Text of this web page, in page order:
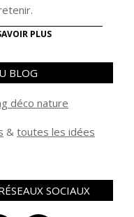
PLUS
BLOG
déco nature
& toutes les idées
SOCIAUX